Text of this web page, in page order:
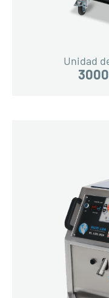
Unidad